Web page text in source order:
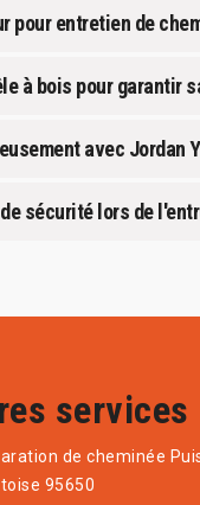
pour entretien de
à bois pour garantir
avec Jordan
sécurité lors de
services
de cheminée
95650